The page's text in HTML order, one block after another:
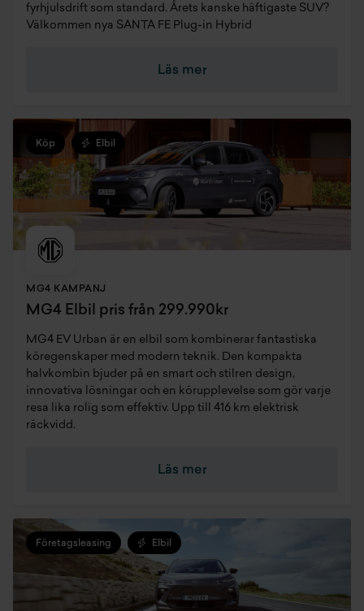
fyrhjulsdrift som standard. Årets kanske häftigaste SUV?
Välkommen nya SANTA FE Plug-in Hybrid
Läs mer
Köp Elbil
MG4 KAMPANJ
MG4 Elbil pris från 299.990kr
MG4 EV Urban är en elbil som kombinerar fantastiska
köregenskaper med modern teknik. Den kompakta
halvkombin bjuder på en smart och stilren design,
innovativa lösningar och en körupplevelse som gör varje
resa lika rolig som effektiv. Upp till 416 km elektrisk
räckvidd.
Läs mer
Företagsleasing Elbil